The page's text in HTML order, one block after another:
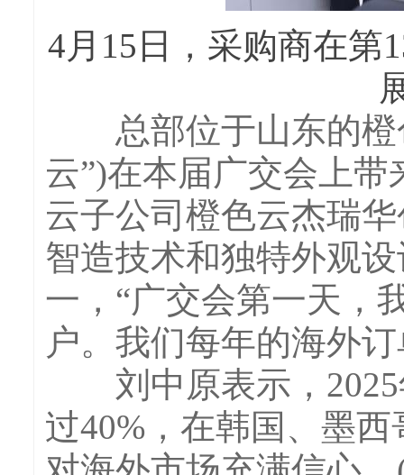
4月15日，采购商在第
总部位于山东的橙
云”)在本届广交会上带
云子公司橙色云杰瑞
智造技术和独特外观
一，“广交会第一天，
户。我们每年的海外
刘中原表示，2025
过40%，在韩国、墨